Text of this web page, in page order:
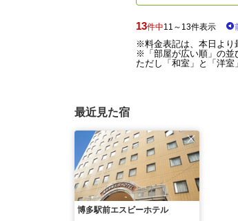
13件中11～13件表示
※料金表記は、本日より
※「部屋が広い順」の並
ただし「和室」と「洋
最近見た宿
博多駅前エスビーホテル